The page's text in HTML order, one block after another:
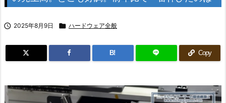
 2025年8月9日  ハードウェア全般
B! Copy